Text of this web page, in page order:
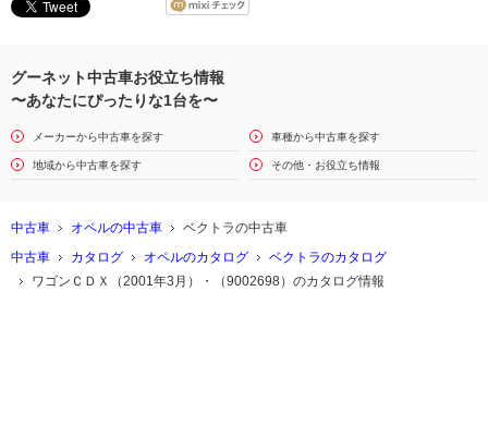
グーネット中古車お役立ち情報
〜あなたにぴったりな1台を〜
メーカーから中古車を探す 車種から中古車を探す
地域から中古車を探す その他・お役立ち情報
中古車 オペルの中古車
ベクトラの中古車
中古車
カタログ オペルのカタログ
ベクトラのカタログ
ワゴンＣＤＸ（2001年3月）・（9002698）のカタログ情報